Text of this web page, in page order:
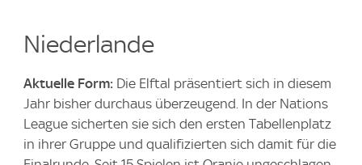
Niederlande
Aktuelle Form: Die Elftal präsentiert sich in diesem
Jahr bisher durchaus überzeugend. In der Nations
League sicherten sie sich den ersten Tabellenplatz
in ihrer Gruppe und qualifizierten sich damit für die